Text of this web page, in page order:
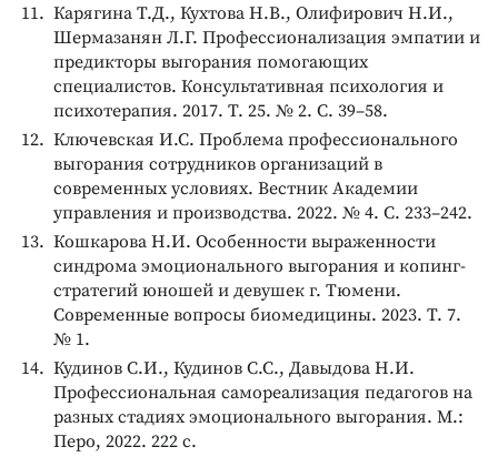
Карягина Т.Д., Кухтова Н.В., Олифирович Н.И.,
Шермазанян Л.Г. Профессионализация эмпатии и
предикторы выгорания помогающих
специалистов. Консультативная психология и
психотерапия. 2017. Т. 25. № 2. С. 39–58.
Ключевская И.С. Проблема профессионального
выгорания сотрудников организаций в
современных условиях. Вестник Академии
управления и производства. 2022. № 4. С. 233–242.
Кошкарова Н.И. Особенности выраженности
синдрома эмоционального выгорания и копинг-
стратегий юношей и девушек г. Тюмени.
Современные вопросы биомедицины. 2023. Т. 7.
№ 1.
Кудинов С.И., Кудинов С.С., Давыдова Н.И.
Профессиональная самореализация педагогов на
разных стадиях эмоционального выгорания. М.:
Перо, 2022. 222 с.